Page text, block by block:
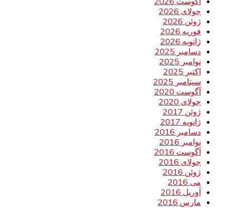
جولای 2026
ژوئن 2026
فوریه 2026
ژانویه 2026
دسامبر 2025
نوامبر 2025
اکتبر 2025
سپتامبر 2025
آگوست 2020
جولای 2020
ژوئن 2017
ژانویه 2017
دسامبر 2016
نوامبر 2016
آگوست 2016
جولای 2016
ژوئن 2016
می 2016
آوریل 2016
مارس 2016